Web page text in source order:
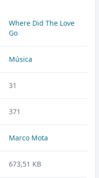
Where Did The Love
Go
Música
31
371
Marco Mota
673,51 KB